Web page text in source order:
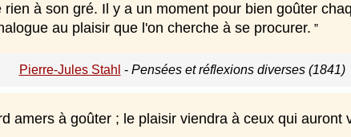
à son gré. Il y a un moment pour bien goûter
au plaisir que l'on cherche à se procurer.
Pierre-Jules Stahl - Pensées et réflexions diverses (1841)
amers à goûter ; le plaisir viendra à ceux qui auront